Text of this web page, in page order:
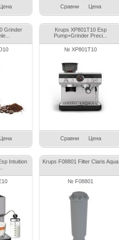
Цена Сравни Цена
Grinder
Цена
Krups XP801T10 Esp
Pump+Grinder Preci...
№ XP801T10
Сравни Цена
Intuition
Krups F08801 Filter Claris Aqua
№ F08801